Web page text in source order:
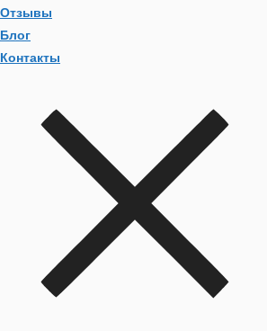
Отзывы
Блог
Контакты